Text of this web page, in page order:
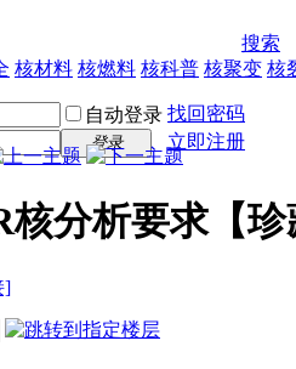
搜索
核材料 核燃料 核科普 核聚变 核
自动登录 找回密码
登录 立即注册
核分析要求【
]